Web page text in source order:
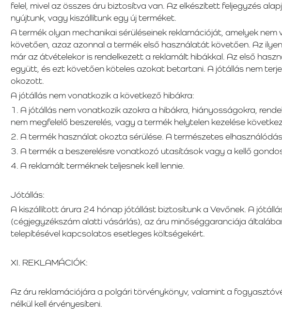
felel, mivel az összes áru biztosítva van. Az elkészített feljegyzés
nyújtunk, vagy kiszállítunk egy új terméket.
A termék olyan mechanikai sérüléseinek reklamációját, amelyek
követően, azaz azonnal a termék első használatát követően. Az
már az átvételekor is rendelkezett a reklamált hibákkal. Az első
együtt, és ezt követően köteles azokat betartani. A jótállás nem
okozott.
A jótállás nem vonatkozik a következő hibákra:
1. A jótállás nem vonatkozik azokra a hibákra, hiányosságokra,
nem megfelelő beszerelés, vagy a termék helytelen kezelése
2. A termék használat okozta sérülése. A természetes
3. A termék a beszerelésre vonatkozó utasítások vagy a kellő
4. A reklamált terméknek teljesnek kell lennie.
Jótállás:
A kiszállított árura 24 hónap jótállást biztosítunk a Vevőnek. A
(cégjegyzékszám alatti vásárlás), az áru minőséggaranciája
telepítésével kapcsolatos esetleges költségekért.
XI. REKLAMÁCIÓK:
Az áru reklamációjára a polgári törvénykönyv, valamint a
nélkül kell érvényesíteni.